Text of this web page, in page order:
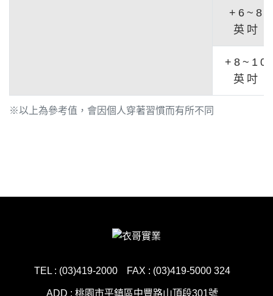
※以上為參考值，會因個人穿著習慣而有所不同
+6~8
英吋
+8~10
英吋
TEL : (03)419-2000 FAX : (03)419-5000 324
ADD : 桃園市平鎮區中豐路山頂段301號